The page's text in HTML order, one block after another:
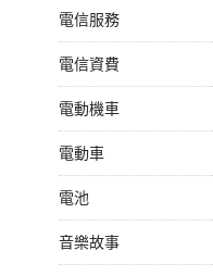
電信服務
電信資費
電動機車
電動車
電池
音樂故事